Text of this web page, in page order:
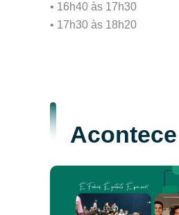
• 16h40 às 17h30
• 17h30 às 18h20